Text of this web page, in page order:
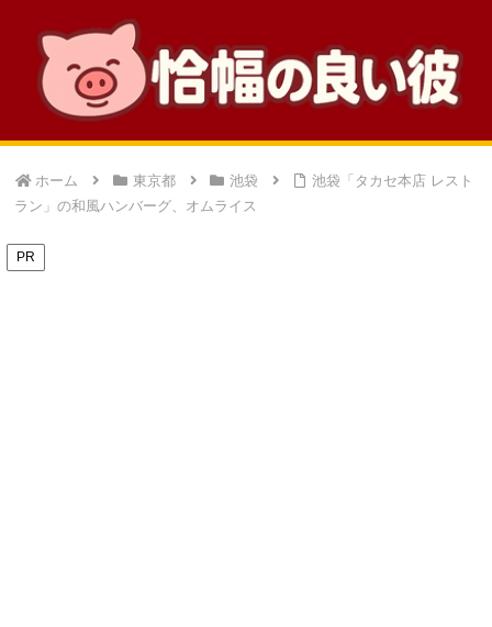
ホーム 東京都 池袋
池袋「タカセ本店 レスト
ラン」の和風ハンバーグ、オムライス
PR